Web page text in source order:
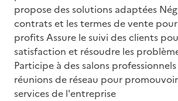
propose des solutions adaptées
contrats et les termes de vente
profits Assure le suivi des clients
satisfaction et résoudre les
Participe à des salons
réunions de réseau pour
services de l'entreprise